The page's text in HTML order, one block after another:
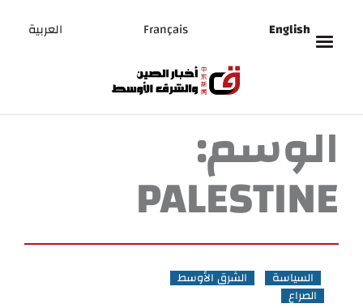
English
Français العربية
الوسم:
PALESTINE
السياسة
الشرق الأوسط
الصراع